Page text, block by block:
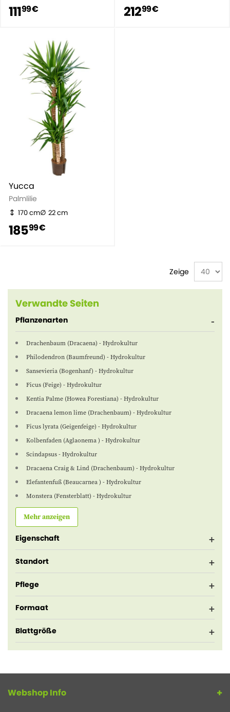
11199 € 21299 €
Yucca
Palmlilie
170 cm 22 cm
18599 €
Zeige
Verwandte Seiten
Pflanzenarten
Drachenbaum (Dracaena) - Hydrokultur
Philodendron (Baumfreund) - Hydrokultur
Sansevieria (Bogenhanf) - Hydrokultur
Ficus (Feige) - Hydrokultur
Kentia Palme (Howea Forestiana) - Hydrokultur
Dracaena lemon lime (Drachenbaum) - Hydrokultur
Ficus lyrata (Geigenfeige) - Hydrokultur
Kolbenfaden (Aglaonema ) - Hydrokultur
Scindapsus - Hydrokultur
Dracaena Craig & Lind (Drachenbaum) - Hydrokultur
Elefantenfuß (Beaucarnea ) - Hydrokultur
Monstera (Fensterblatt) - Hydrokultur
Mehr anzeigen
Eigenschaft
Standort
Pflege
Formaat
Blattgröße
Webshop Info